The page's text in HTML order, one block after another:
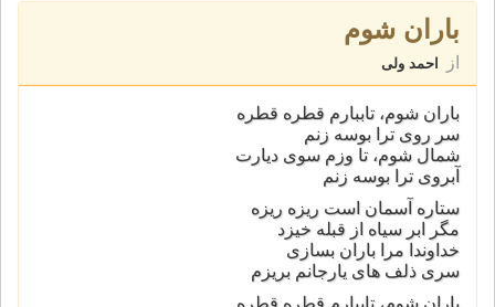
باران شوم
از احمد ولی
باران شوم، تاببارم قطره قطره
سر روی ترا بوسه زنم
شمال شوم، تا وزم سوی دیارت
آبروی ترا بوسه زنم
ستاره آسمان است ریزه ریزه
مگر ابر سیاه از قبله خیزد
خداوندا مرا باران بسازی
سری ذلف های یارجانم بریزم
باران شوم، تاببارم قطره قطره